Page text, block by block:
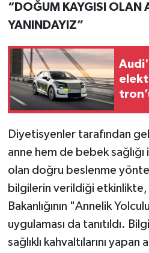
“DOĞUM KAYGISI OLAN
YANINDAYIZ”
Diyetisyenler tarafından
anne hem de bebek
olan doğru beslenme
bilgilerin verildiği etkinlikte,
Bakanlığının "Annelik
uygulaması da tanıtıldı.
sağlıklı kahvaltılarını yapan